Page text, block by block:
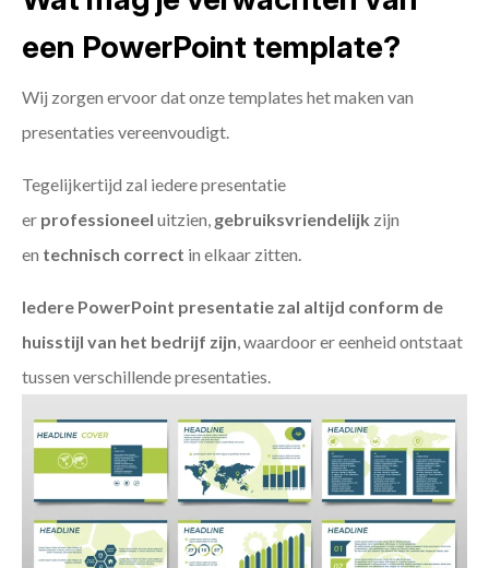
een PowerPoint template?
Wij zorgen ervoor dat onze templates het maken van
presentaties vereenvoudigt.
Tegelijkertijd zal iedere presentatie
er professioneel uitzien, gebruiksvriendelijk zijn
en technisch correct in elkaar zitten.
Iedere PowerPoint presentatie zal altijd conform de
huisstijl van het bedrijf zijn, waardoor er eenheid ontstaat
tussen verschillende presentaties.